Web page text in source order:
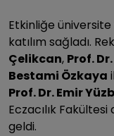
Etkinliğe
katılım sağladı.
Çelikcan, Prof.
Bestami Özkaya
Prof. Dr. Emir
Eczacılık
geldi.